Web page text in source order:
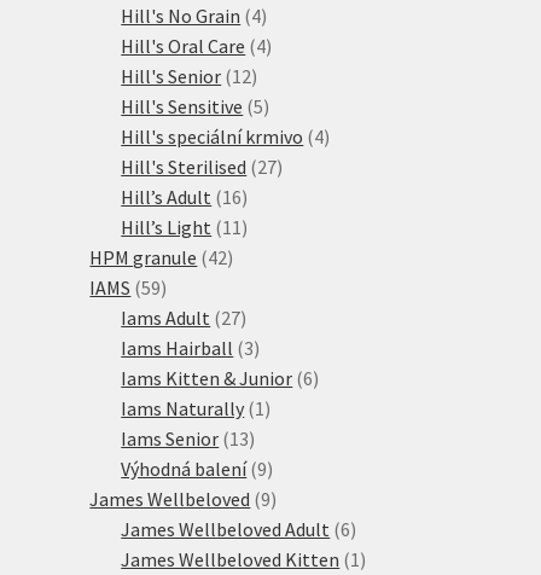
produktů
Hill's No Grain 44
produkty
Hill's Oral Care 44
Hill's Senior 1212
produktů
Hill's Sensitive 55
produktů
Hill's speciální krmivo 44
Hill's Sterilised 2727
Hill’s Adult 1616
produktů
Hill’s Light 11 11
HPM granule 4242
IAMS 5959
produktů
Iams Adult 2727
produktů
Iams Hairball 33
produkty
Iams Kitten & Junior 66
Iams Naturally 1 1
Iams Senior 1313
produktů
Výhodná balení 99
produktů
James Wellbeloved 99
produktů
James Wellbeloved Adult 66
produktů
James Wellbeloved Kitten 1 1